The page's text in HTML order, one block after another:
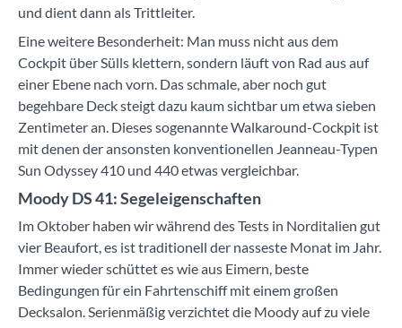
und dient dann als Trittleiter.
Eine weitere Besonderheit: Man muss nicht aus dem
Cockpit über Sülls klettern, sondern läuft von Rad aus auf
einer Ebene nach vorn. Das schmale, aber noch gut
begehbare Deck steigt dazu kaum sichtbar um etwa sieben
Zentimeter an. Dieses sogenannte Walkaround-Cockpit ist
mit denen der ansonsten konventionellen Jeanneau-Typen
Sun Odyssey 410 und 440 etwas vergleichbar.
Moody DS 41: Segeleigenschaften
Im Oktober haben wir während des Tests in Norditalien gut
vier Beaufort, es ist traditionell der nasseste Monat im Jahr.
Immer wieder schüttet es wie aus Eimern, beste
Bedingungen für ein Fahrtenschiff mit einem großen
Decksalon. Serienmäßig verzichtet die Moody auf zu viele